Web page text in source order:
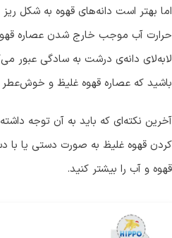
اما بهتر است دانه‌های قهوه به شکل
حرارت آب موجب خارج شدن عصاره قهوه
لابه‌لای دانه‌ی درشت به سادگی عبور
باشید که عصاره قهوه غلیظ و خوش‌عطر
آخرین نکته‌ای که باید به آن توجه
کردن قهوه غلیظ به صورت دستی یا با
قهوه و آب را بیشتر کنید.